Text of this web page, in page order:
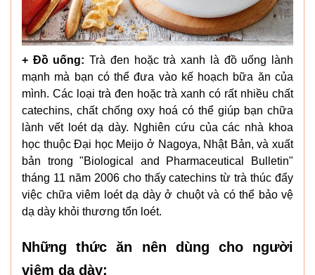
+ Đồ uống: Trà đen hoặc trà xanh là đồ uống lành
mạnh mà bạn có thể đưa vào kế hoạch bữa ăn của
mình. Các loại trà đen hoặc trà xanh có rất nhiều chất
catechins, chất chống oxy hoá có thể giúp bạn chữa
lành vết loét dạ dày. Nghiên cứu của các nhà khoa
học thuộc Đại học Meijo ở Nagoya, Nhật Bản, và xuất
bản trong "Biological and Pharmaceutical Bulletin"
tháng 11 năm 2006 cho thấy catechins từ trà thúc đẩy
việc chữa viêm loét dạ dày ở chuột và có thể bảo vệ
dạ dày khỏi thương tổn loét.
Những thức ăn nên dùng cho người
viêm dạ dày: